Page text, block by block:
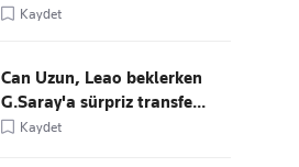
Kaydet
Can Uzun, Leao beklerken
G.Saray'a sürpriz transfe...
Kaydet